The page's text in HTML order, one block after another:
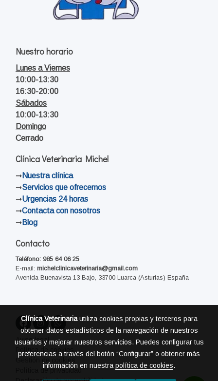
Nuestro horario
Lunes a Viernes
10:00-13:30
16:30-20:00
Sábados
10:00-13:30
Domingo
Cerrado
Clínica Veterinaria Michel
➞Nuestra clínica
➞Servicios que ofrecemos
➞Urgencias 24 horas
➞Contacta con nosotros
➞Blog
Contacto
Teléfono: 985 64 06 25
E-mail: michelclinicaveterinaria@gmail.com
Avenida Buenavista 13 Bajo, 33700 Luarca (Asturias) España
Aviso legal
Política de cookies
Gestión de cookies
Política de privacidad
Clínica Veterinariautiliza cookies propias y terceros para
obtener datos estadísticos de la navegación de nuestros
usuarios y mejorar nuestros servicios. Puedes configurar tus
preferencias a través del botón “Configurar” o obtener más
información en nuestra política de cookies.